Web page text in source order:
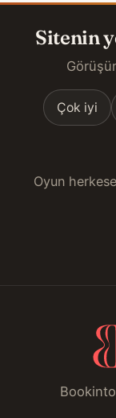
Sitenin
Çok iyi
Oyun